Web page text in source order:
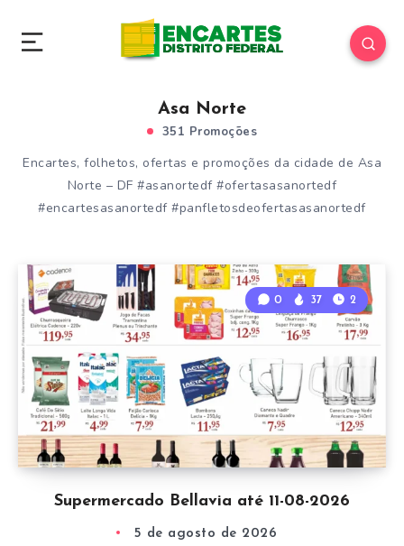
Asa Norte
351 Promoções
Encartes, folhetos, ofertas e promoções da cidade de Asa
Norte – DF #asanortedf #ofertasasanortedf
#encartesasanortedf #panfletosdeofertasasanortedf
Supermercado Bellavia até 11-08-2026
0 37 2
5 de agosto de 2026